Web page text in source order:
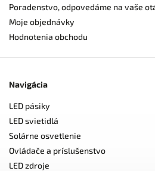
Poradenstvo, odpovedáme na vaše
Moje objednávky
Hodnotenia obchodu
Navigácia
LED pásiky
LED svietidlá
Solárne osvetlenie
Ovládače a príslušenstvo
LED zdroje